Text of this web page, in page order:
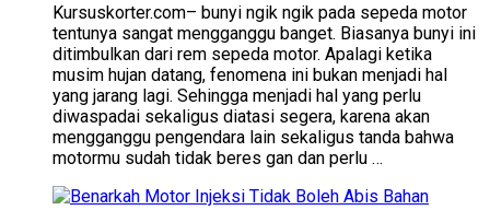
Kursuskorter.com– bunyi ngik ngik pada sepeda motor
tentunya sangat mengganggu banget. Biasanya bunyi ini
ditimbulkan dari rem sepeda motor. Apalagi ketika
musim hujan datang, fenomena ini bukan menjadi hal
yang jarang lagi. Sehingga menjadi hal yang perlu
diwaspadai sekaligus diatasi segera, karena akan
mengganggu pengendara lain sekaligus tanda bahwa
motormu sudah tidak beres gan dan perlu …